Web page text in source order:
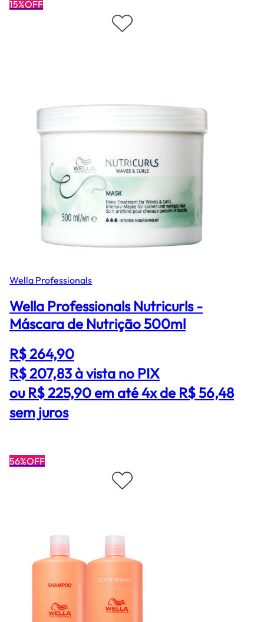
15%OFF
Wella Professionals
Wella Professionals Nutricurls -
Máscara de Nutrição 500ml
R$ 264,90
R$ 207,83à vista no PIX
ou R$ 225,90 em até 4x de R$ 56,48
sem juros
56%OFF